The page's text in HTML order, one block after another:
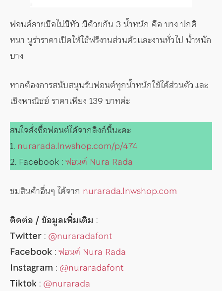
ฟอนต์ลายมือไม่มีหัว มีด้วยกัน 3 น้ำหนัก คือ บาง ปกติ
หนา นูร่าราดาเปิดให้ใช้ฟรีงานส่วนตัวและงานทั่วไป น้ำหนัก
บาง
หากต้องการสนับสนุนรับฟอนต์ทุกน้ำหนักใช้ได้ส่วนตัวและ
เชิงพาณิชย์ ราคาเพียง 139 บาทค่ะ
สนใจสั่งซื้อฟอนต์ได้จากลิงก์นี้นะคะ
1. nurarada.lnwshop.com/p/474
2. Facebook :ฟอนต์ Nura Rada
ชมสินค้าอื่นๆ ได้จาก nurarada.lnwshop.com
ติดต่อ / ข้อมูลเพิ่มเติม :
Twitter : @nuraradafont
Facebook :ฟอนต์ Nura Rada
Instagram : @nuraradafont
Tiktok : @nurarada